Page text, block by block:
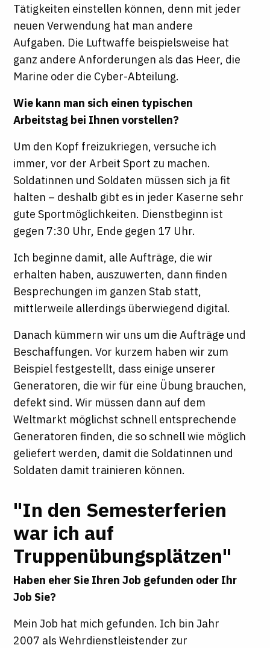
Tätigkeiten einstellen können, denn mit jeder
neuen Verwendung hat man andere
Aufgaben. Die Luftwaffe beispielsweise hat
ganz andere Anforderungen als das Heer, die
Marine oder die Cyber-Abteilung.
Wie kann man sich einen typischen
Arbeitstag bei Ihnen vorstellen?
Um den Kopf freizukriegen, versuche ich
immer, vor der Arbeit Sport zu machen.
Soldatinnen und Soldaten müssen sich ja fit
halten – deshalb gibt es in jeder Kaserne sehr
gute Sportmöglichkeiten. Dienstbeginn ist
gegen 7:30 Uhr, Ende gegen 17 Uhr.
Ich beginne damit, alle Aufträge, die wir
erhalten haben, auszuwerten, dann finden
Besprechungen im ganzen Stab statt,
mittlerweile allerdings überwiegend digital.
Danach kümmern wir uns um die Aufträge und
Beschaffungen. Vor kurzem haben wir zum
Beispiel festgestellt, dass einige unserer
Generatoren, die wir für eine Übung brauchen,
defekt sind. Wir müssen dann auf dem
Weltmarkt möglichst schnell entsprechende
Generatoren finden, die so schnell wie möglich
geliefert werden, damit die Soldatinnen und
Soldaten damit trainieren können.
"In den Semesterferien
war ich auf
Truppenübungsplätzen"
Haben eher Sie Ihren Job gefunden oder Ihr
Job Sie?
Mein Job hat mich gefunden. Ich bin Jahr
2007 als Wehrdienstleistender zur